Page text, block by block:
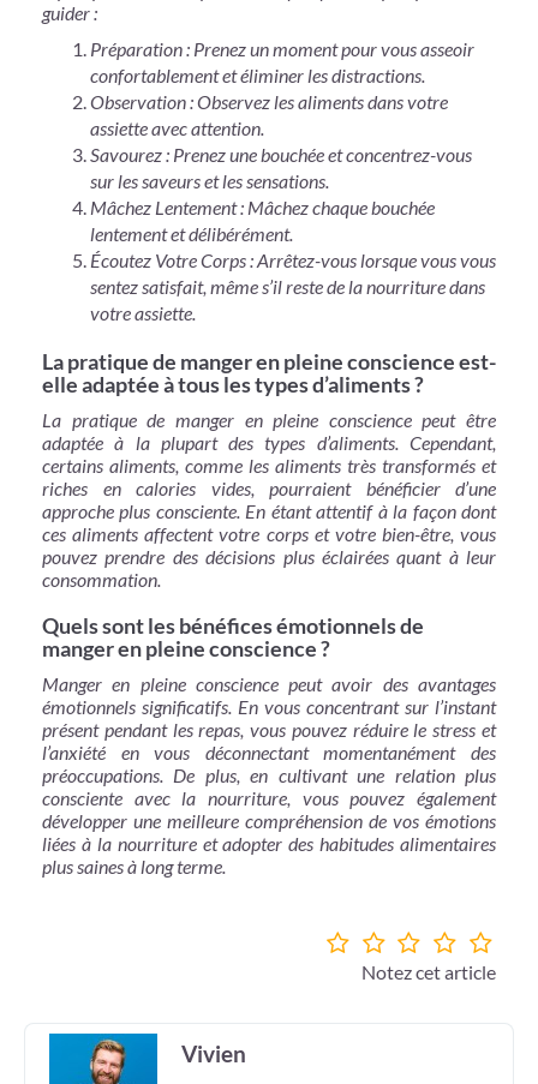
guider :
Préparation : Prenez un moment pour vous asseoir
confortablement et éliminer les distractions.
Observation : Observez les aliments dans votre
assiette avec attention.
Savourez : Prenez une bouchée et concentrez-vous
sur les saveurs et les sensations.
Mâchez Lentement : Mâchez chaque bouchée
lentement et délibérément.
Écoutez Votre Corps : Arrêtez-vous lorsque vous vous
sentez satisfait, même s’il reste de la nourriture dans
votre assiette.
La pratique de manger en pleine conscience est-
elle adaptée à tous les types d’aliments ?
La pratique de manger en pleine conscience peut être
adaptée à la plupart des types d’aliments. Cependant,
certains aliments, comme les aliments très transformés et
riches en calories vides, pourraient bénéficier d’une
approche plus consciente. En étant attentif à la façon dont
ces aliments affectent votre corps et votre bien-être, vous
pouvez prendre des décisions plus éclairées quant à leur
consommation.
Quels sont les bénéfices émotionnels de
manger en pleine conscience ?
Manger en pleine conscience peut avoir des avantages
émotionnels significatifs. En vous concentrant sur l’instant
présent pendant les repas, vous pouvez réduire le stress et
l’anxiété en vous déconnectant momentanément des
préoccupations. De plus, en cultivant une relation plus
consciente avec la nourriture, vous pouvez également
développer une meilleure compréhension de vos émotions
liées à la nourriture et adopter des habitudes alimentaires
plus saines à long terme.
Notez cet article
Vivien